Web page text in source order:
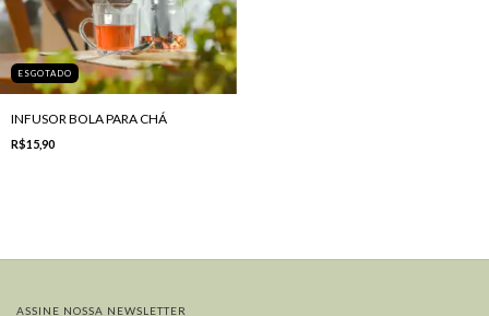
ESGOTADO
INFUSOR BOLA PARA CHÁ
R$15,90
ASSINE NOSSA NEWSLETTER